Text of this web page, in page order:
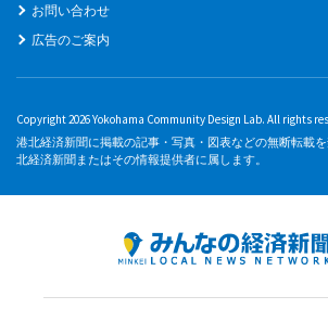
お問い合わせ
広告のご案内
Copyright 2026 Yokohama Community Design Lab. All rights
港北経済新聞に掲載の記事・写真・図表などの無断転載
北経済新聞またはその情報提供者に属します。